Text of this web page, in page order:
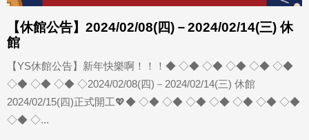
【休館公告】2024/02/08(四)－2024/02/14(三) 休
館
【YS休館公告】新年快樂啊！！！◆ ◇◆ ◇◆ ◇◆ ◇◆ ◇◆
◇◆ ◇◆ ◇◆ ◇2024/02/08(四)－2024/02/14(三) 休館
2024/02/15(四)正式開工💖◆ ◇◆ ◇◆ ◇◆ ◇◆ ◇◆ ◇◆ ◇◆
◇◆ ◇...